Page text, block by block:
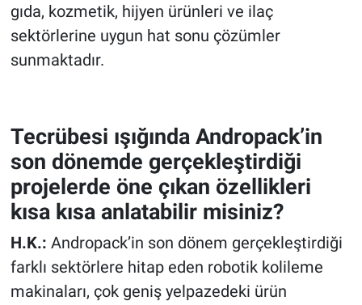
gıda, kozmetik, hijyen ürünleri ve ilaç
sektörlerine uygun hat sonu çözümler
sunmaktadır.
Tecrübesi ışığında Andropack’in
son dönemde gerçekleştirdiği
projelerde öne çıkan özellikleri
kısa kısa anlatabilir misiniz?
H.K.: Andropack’in son dönem gerçekleştirdiği
farklı sektörlere hitap eden robotik kolileme
makinaları, çok geniş yelpazedeki ürün